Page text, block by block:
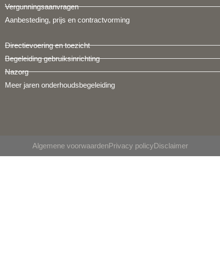
Vergunningsaanvragen
Aanbesteding, prijs en contractvorming
Directievoering en toezicht
Begeleiding gebruiksinrichting
Nazorg
Meer jaren onderhoudsbegeleiding
Algemene voorwaardenPrivacy policyDisclaimer